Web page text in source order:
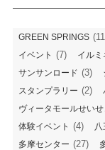
GREEN SPRINGS
イベント (7) イルミ
サンサンロード (3)
スタンプラリー (2)
ヴィータモールせいせ
体験イベント (4) 八
多摩センター (27)